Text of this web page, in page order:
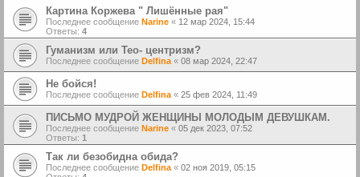
Картина Коржева " Лишённые рая"
Последнее сообщение Narine « 12 мар 2024, 15:44
Ответы: 4
Гуманизм или Тео- центризм?
Последнее сообщение Delfina « 08 мар 2024, 22:47
Не бойся!
Последнее сообщение Delfina « 25 фев 2024, 11:49
ПИСЬМО МУДРОЙ ЖЕНЩИНЫ МОЛОДЫМ ДЕВУШКАМ.
Последнее сообщение Narine « 05 дек 2023, 07:52
Ответы: 1
Так ли безобидна обида?
Последнее сообщение Delfina « 02 ноя 2019, 05:15